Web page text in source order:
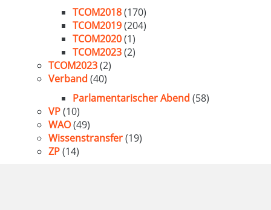
TCOM2018(170)
TCOM2019(204)
TCOM2020(1)
TCOM2023(2)
TCOM2023(2)
Verband (40)
Parlamentarischer Abend (58)
VP(10)
WAO(49)
Wissenstransfer(19)
ZP(14)